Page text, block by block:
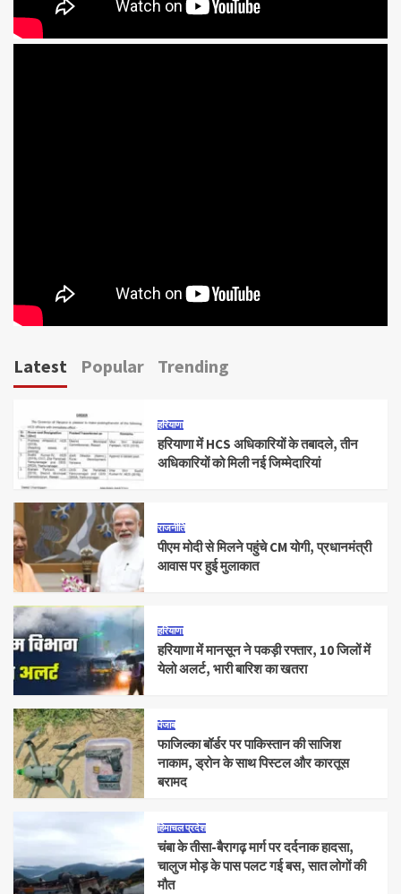
Latest Popular Trending
हरियाणा
हरियाणा में HCS अधिकारियों के तबादले, तीन
अधिकारियों को मिली नई जिम्मेदारियां
राजनीति
पीएम मोदी से मिलने पहुंचे CM योगी, प्रधानमंत्री
आवास पर हुई मुलाकात
हरियाणा
हरियाणा में मानसून ने पकड़ी रफ्तार, 10 जिलों में
येलो अलर्ट, भारी बारिश का खतरा
पंजाब
फाजिल्का बॉर्डर पर पाकिस्तान की साजिश
नाकाम, ड्रोन के साथ पिस्टल और कारतूस
बरामद
हिमाचल प्रदेश
चंबा के तीसा-बैरागढ़ मार्ग पर दर्दनाक हादसा,
चालुज मोड़ के पास पलट गई बस, सात लोगों की
मौत